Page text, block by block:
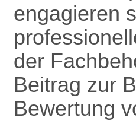
engagieren
der
Beitrag zur
Bewertung